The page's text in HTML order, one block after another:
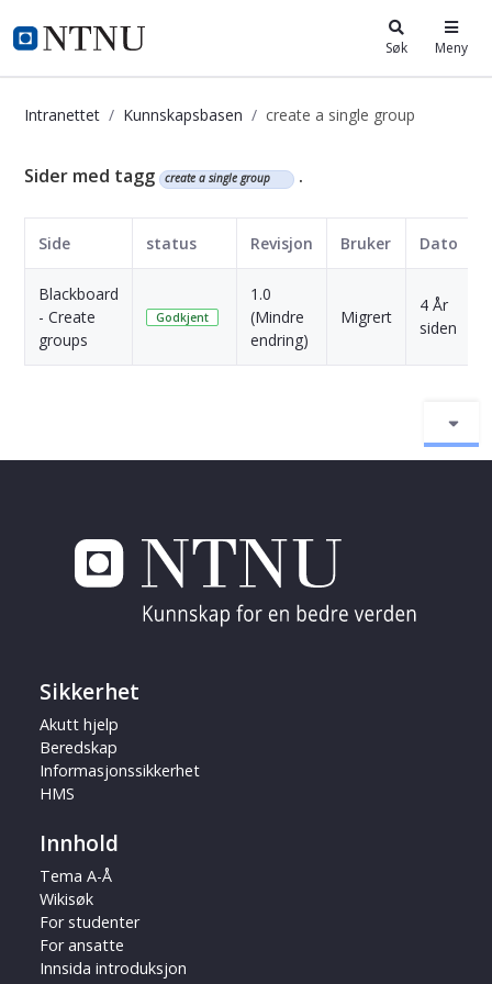
i.ntnu.no Søk Meny
Intranettet Kunnskapsbasen create a single group
Kunnskapsbasen
Sider med tagg create a single group .
Side status Revisjon Bruker Dato
Blackboard
- Create
groups
Godkjent
1.0
(Mindre
endring)
Migrert
4 År
siden
Sikkerhet
Akutt hjelp
Beredskap
Informasjonssikkerhet
HMS
Innhold
Tema A-Å
Wikisøk
For studenter
For ansatte
Innsida introduksjon